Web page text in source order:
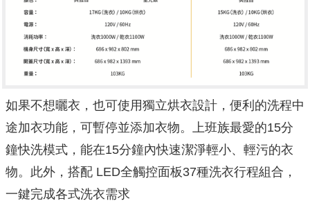
如果不想曬衣，也可使用獨立烘衣設計，便利的洗程中
途加衣功能，可暫停並添加衣物。上班族最愛的15分
鐘快洗模式，能在15分鐘內快速潔淨輕小、輕污的衣
物。此外，搭配 LED全觸控面板37種洗衣行程組合，
一鍵完成各式洗衣需求